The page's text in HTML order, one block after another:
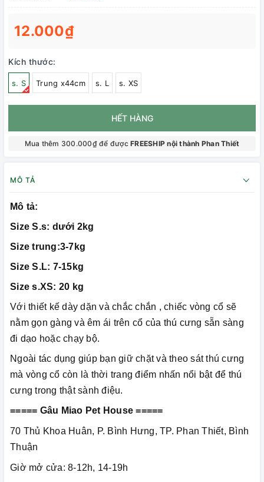
12.000₫
Kích thước:
s. S Trung x44cm s. L s. XS
HẾT HÀNG
Mua thêm 300.000₫ để đượcFREESHIP nội thành Phan Thiết
MÔ TẢ
Mô tả:
Size S.s: dưới 2kg
Size trung:3-7kg
Size S.L: 7-15kg
Size s.XS: 20 kg
Với thiết kế dày dặn và chắc chắn , chiếc vòng cổ sẽ
nằm gọn gàng và êm ái trên cổ của thú cưng sẵn sàng
đi dạo hoặc chạy bộ.
Ngoài tác dụng giúp bạn giữ chặt và theo sát thú cưng
mà vòng cổ còn là thời trang điểm nhấn nổi bật để thú
cưng trong thật sành điệu.
===== Gâu Miao Pet House =====
70 Thủ Khoa Huân, P. Bình Hưng, TP. Phan Thiết, Bình
Thuận
Giờ mở cửa: 8-12h, 14-19h